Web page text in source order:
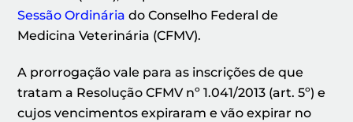
Sessão Ordinária do Conselho Federal de
Medicina Veterinária (CFMV).
A prorrogação vale para as inscrições de que
tratam a Resolução CFMV nº 1.041/2013 (art. 5º) e
cujos vencimentos expiraram e vão expirar no